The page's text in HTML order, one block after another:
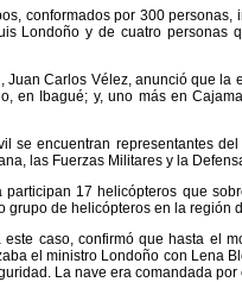
conformados por 300
Londoño y de cuatro personas
Juan Carlos Vélez, anunció que la
en Ibagué; y, uno más en
se encuentran representantes
las Fuerzas Militares y la
17 helicópteros que
grupo de helicópteros en la región
caso, confirmó que hasta el
el ministro Londoño con Lena
La nave era comandada